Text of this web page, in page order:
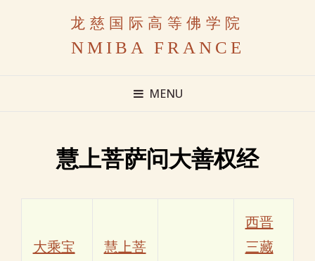
龙慈国际高等佛学院
NMIBA FRANCE
MENU
慧上菩萨问大善权经
大乘宝
慧上菩
西晋
三藏